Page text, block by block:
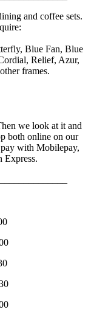
and coffee sets.
Blue Fan, Blue
Relief, Azur,
frames.
we look at it and
both online on our
with Mobilepay,
Express.